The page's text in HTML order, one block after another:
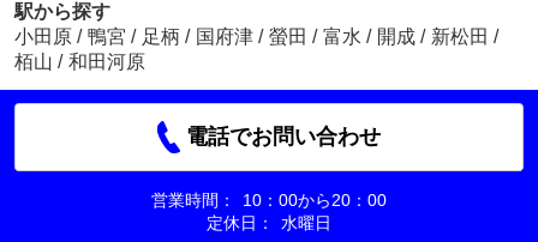
駅から探す
小田原 / 鴨宮 / 足柄 / 国府津 / 螢田 / 富水 / 開成 / 新松田 /
栢山 / 和田河原
電話でお問い合わせ
営業時間：
10：00から20：00
定休日：
水曜日